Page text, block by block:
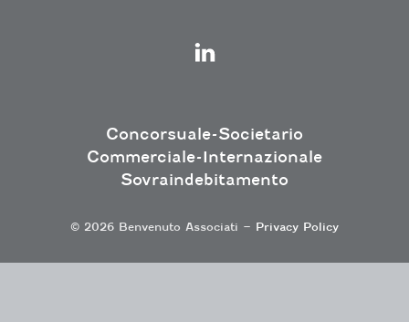
Concorsuale-Societario
Commerciale-Internazionale
Sovraindebitamento
© 2026 Benvenuto Associati – Privacy Policy